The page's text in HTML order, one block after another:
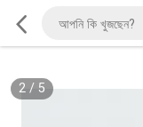
2/ 5